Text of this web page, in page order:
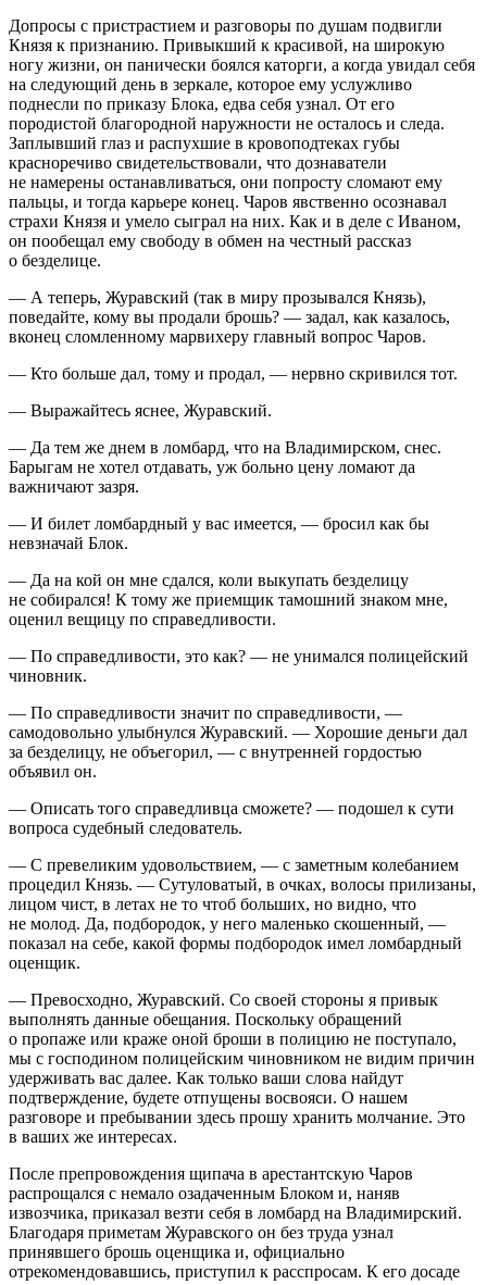
Допросы с пристрастием и разговоры по душам подвигли
Князя к признанию. Привыкший к красивой, на широкую
ногу жизни, он панически боялся каторги, а когда увидал себя
на следующий день в зеркале, которое ему услужливо
поднесли по приказу Блока, едва себя узнал. От его
породистой благородной наружности не осталось и следа.
Заплывший глаз и распухшие в кровоподтеках губы
красноречиво свидетельствовали, что дознаватели
не намерены останавливаться, они попросту сломают ему
пальцы, и тогда карьере конец. Чаров явственно осознавал
страхи Князя и умело сыграл на них. Как и в деле с Иваном,
он пообещал ему свободу в обмен на честный рассказ
о безделице.
— А теперь, Журавский (так в миру прозывался Князь),
поведайте, кому вы продали брошь? — задал, как казалось,
вконец сломленному марвихеру главный вопрос Чаров.
— Кто больше дал, тому и продал, — нервно скривился тот.
— Выражайтесь яснее, Журавский.
— Да тем же днем в ломбард, что на Владимирском, снес.
Барыгам не хотел отдавать, уж больно цену ломают да
важничают зазря.
— И билет ломбардный у вас имеется, — бросил как бы
невзначай Блок.
— Да на кой он мне сдался, коли выкупать безделицу
не собирался! К тому же приемщик тамошний знаком мне,
оценил вещицу по справедливости.
— По справедливости, это как? — не унимался полицейский
чиновник.
— По справедливости значит по справедливости, —
самодовольно улыбнулся Журавский. — Хорошие деньги дал
за безделицу, не объегорил, — с внутренней гордостью
объявил он.
— Описать того справедливца сможете? — подошел к сути
вопроса судебный следователь.
— С превеликим удовольствием, — с заметным колебанием
процедил Князь. — Сутуловатый, в очках, волосы прилизаны,
лицом чист, в летах не то чтоб больших, но видно, что
не молод. Да, подбородок, у него маленько скошенный, —
показал на себе, какой формы подбородок имел ломбардный
оценщик.
— Превосходно, Журавский. Со своей стороны я привык
выполнять данные обещания. Поскольку обращений
о пропаже или краже оной броши в полицию не поступало,
мы с господином полицейским чиновником не видим причин
удерживать вас далее. Как только ваши слова найдут
подтверждение, будете отпущены восвояси. О нашем
разговоре и пребывании здесь прошу хранить молчание. Это
в ваших же интересах.
После препровождения щипача в арестантскую Чаров
распрощался с немало озадаченным Блоком и, наняв
извозчика, приказал везти себя в ломбард на Владимирский.
Благодаря приметам Журавского он без труда узнал
принявшего брошь оценщика и, официально
отрекомендовавшись, приступил к расспросам. К его досаде